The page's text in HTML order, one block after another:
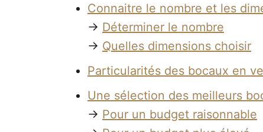
Connaitre le nombre et les
→ Déterminer le nombre
→ Quelles dimensions choisir
Particularités des bocaux en
Une sélection des meilleurs
→ Pour un budget raisonnable